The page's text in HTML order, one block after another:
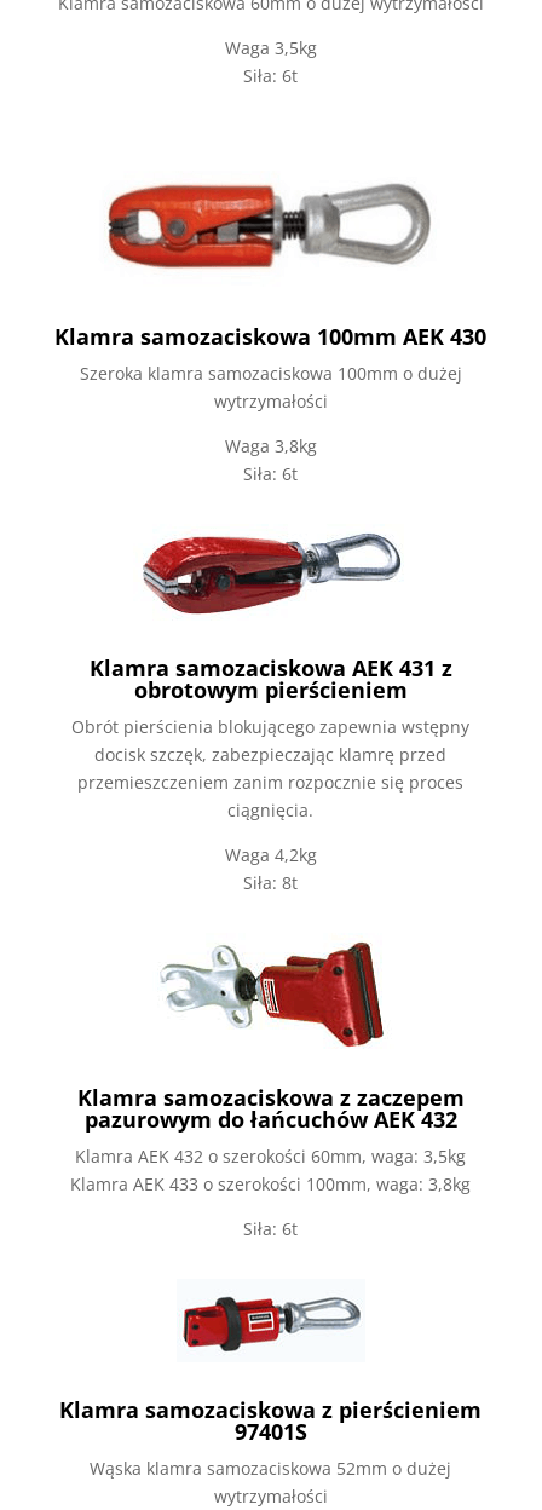
Waga 3,5kg
Siła: 6t
Klamra samozaciskowa 100mm AEK 430
Szeroka klamra samozaciskowa 100mm o dużej
wytrzymałości
Waga 3,8kg
Siła: 6t
Klamra samozaciskowa AEK 431 z
obrotowym pierścieniem
Obrót pierścienia blokującego zapewnia wstępny
docisk szczęk, zabezpieczając klamrę przed
przemieszczeniem zanim rozpocznie się proces
ciągnięcia.
Waga 4,2kg
Siła: 8t
Klamra samozaciskowa z zaczepem
pazurowym do łańcuchów AEK 432
Klamra AEK 432 o szerokości 60mm, waga: 3,5kg
Klamra AEK 433 o szerokości 100mm, waga: 3,8kg
Siła: 6t
Klamra samozaciskowa z pierścieniem
97401S
Wąska klamra samozaciskowa 52mm o dużej
wytrzymałości